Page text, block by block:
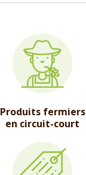
Produits fermiers
en circuit-court